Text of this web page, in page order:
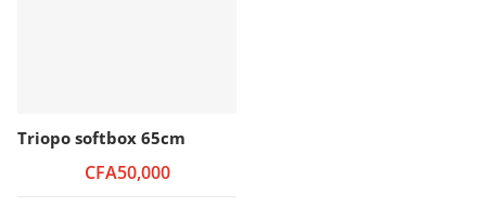
Triopo softbox 65cm
CFA50,000